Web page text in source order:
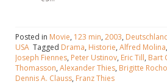
Posted in Movie, 123 min, 2003,
USA Tagged Drama, Historie, Alfred Molina,
Joseph Fiennes, Peter Ustinov, Eric Till, Bart
Thomasson, Alexander Thies, Brigitte
Dennis A. Clauss, Franz Thies